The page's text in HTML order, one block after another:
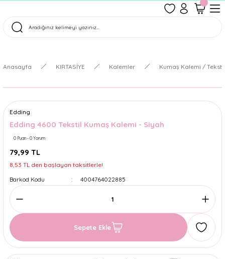
Tüm Siparişler Aynı Gün Kargoda!
Anasayfa KIRTASİYE Kalemler Kumaş Kalemi /
Edding
Edding 4600 Tekstil Kumaş Kalemi - Siyah
0 Puan - 0 Yorum
79,99 TL
8,53 TL den başlayan taksitlerle!
Barkod Kodu
4004764022885
Sepete Ekle